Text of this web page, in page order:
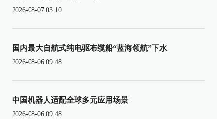
2026-08-07 03:10
国内最大自航式纯电驱布缆船“蓝海领航”下水
2026-08-06 09:48
中国机器人适配全球多元应用场景
2026-08-06 09:48